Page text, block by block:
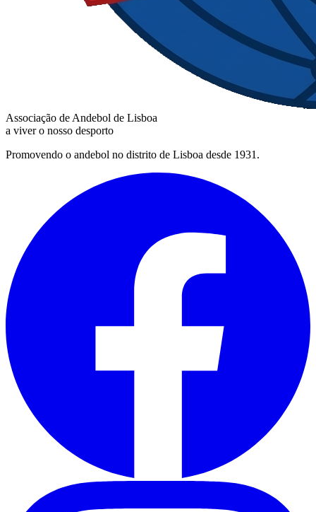
Associação de Andebol de Lisboa
a viver o nosso desporto
Promovendo o andebol no distrito de Lisboa desde 1931.